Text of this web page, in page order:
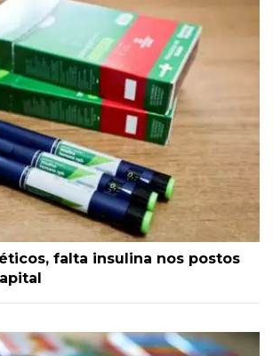
falta insulina nos postos